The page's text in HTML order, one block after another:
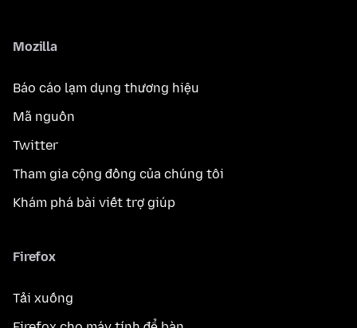
Mozilla
Báo cáo lạm dụng thương hiệu
Mã nguồn
Twitter
Tham gia cộng đồng của chúng tôi
Khám phá bài viết trợ giúp
Firefox
Tải xuống